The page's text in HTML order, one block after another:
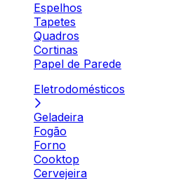
Espelhos
Tapetes
Quadros
Cortinas
Papel de Parede
Eletrodomésticos
Geladeira
Fogão
Forno
Cooktop
Cervejeira